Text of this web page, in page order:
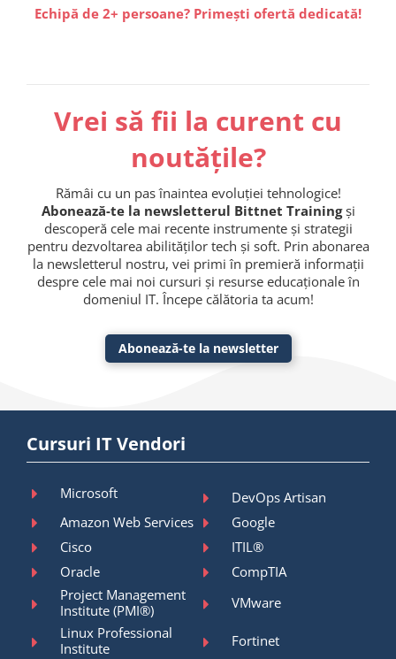
Echipă de 2+ persoane? Primești ofertă dedicată!
Vrei să fii la curent cu
noutățile?
Rămâi cu un pas înaintea evoluției tehnologice!
Abonează-te la newsletterul Bittnet Trainingși
descoperă cele mai recente instrumente și strategii
pentru dezvoltarea abilităților tech și soft. Prin abonarea
la newsletterul nostru, vei primi în premieră informații
despre cele mai noi cursuri și resurse educaționale în
domeniul IT. Începe călătoria ta acum!
Abonează-te la newsletter
Cursuri IT Vendori
Microsoft
DevOps Artisan
Amazon Web Services
Google
Cisco
ITIL®
Oracle
CompTIA
Project Management
Institute (PMI®)
VMware
Linux Professional
Institute
Fortinet